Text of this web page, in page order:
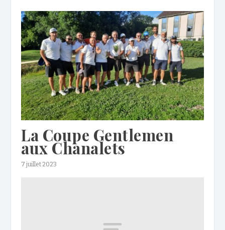
La Coupe Gentlemen
aux Chanalets
7 juillet 2023